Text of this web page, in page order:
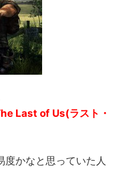
Last of Us(ラスト・
度かなと思っていた人